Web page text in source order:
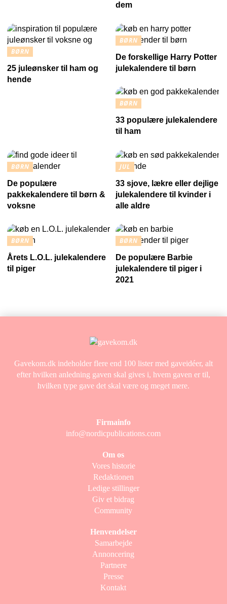
dem
BØRN
25 juleønsker til ham og
hende
BØRN
De forskellige Harry Potter
julekalendere til børn
BØRN
33 populære julekalendere
til ham
BØRN
De populære
pakkekalendere til børn &
voksne
JUL
33 sjove, lækre eller dejlige
julekalendere til kvinder i
alle aldre
BØRN
Årets L.O.L. julekalendere
til piger
BØRN
De populære Barbie
julekalendere til piger i
2021
Gavekom.dk indeholder flere end 100 lister med gaveidéer, alt
efter hvilken anledning gaven skal gives i, hvem gaven er til,
hvilken type gave det skal være og meget mere.
Firmainfo
info@nordicpublications.com
Om os
Vores historie
Redaktionen
Ledige stillinger
Giv et bidrag
Community
Henvendelser
Samarbejde
Annoncering
Partnere
Presse
Kontakt